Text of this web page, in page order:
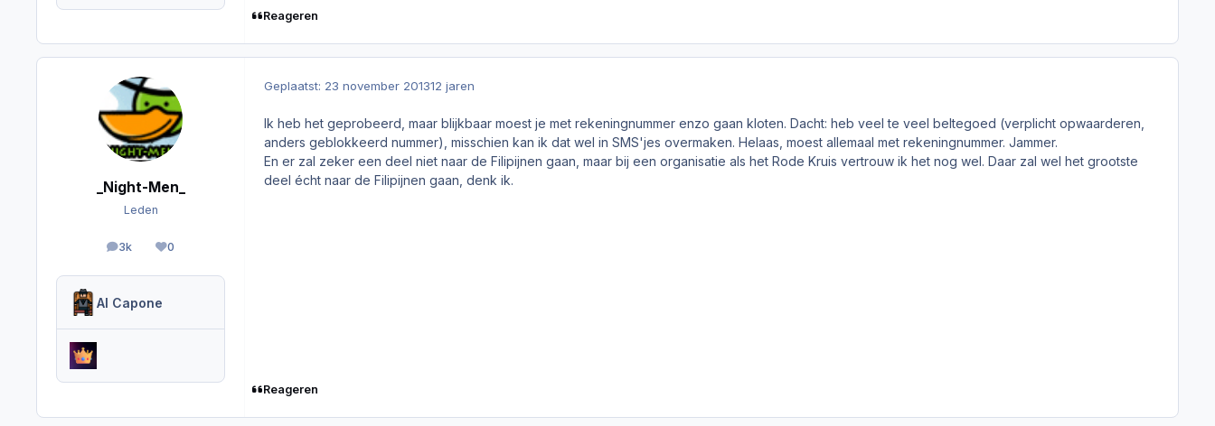
Reageren
_Night-Men_
Leden
3k
berichten0
Reputation
Al Capone
Geplaatst: 23 november 201312 jaren
Ik heb het geprobeerd, maar blijkbaar moest je met rekeningnummer enzo gaan kloten. Dacht: heb veel te veel beltegoed (verplicht opwaarderen,
anders geblokkeerd nummer), misschien kan ik dat wel in SMS'jes overmaken. Helaas, moest allemaal met rekeningnummer. Jammer.
En er zal zeker een deel niet naar de Filipijnen gaan, maar bij een organisatie als het Rode Kruis vertrouw ik het nog wel. Daar zal wel het grootste
deel écht naar de Filipijnen gaan, denk ik.
Reageren